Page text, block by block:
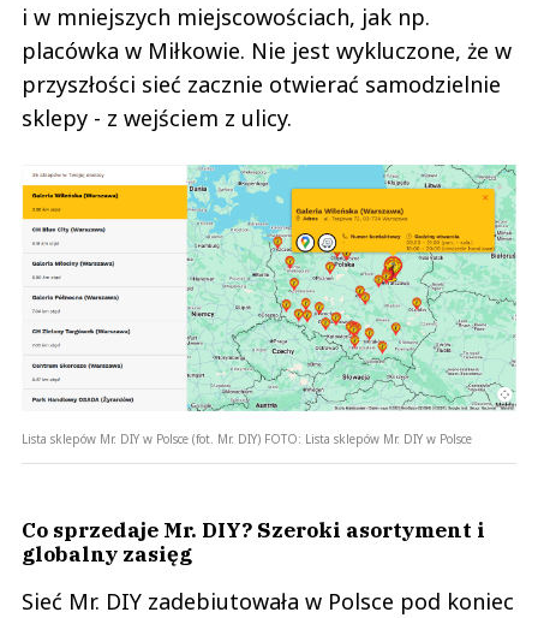
i w mniejszych miejscowościach, jak np.
placówka w Miłkowie. Nie jest wykluczone, że w
przyszłości sieć zacznie otwierać samodzielnie
sklepy - z wejściem z ulicy.
Lista sklepów Mr. DIY w Polsce (fot. Mr. DIY) FOTO: Lista sklepów Mr. DIY w Polsce
Co sprzedaje Mr. DIY? Szeroki asortyment i
globalny zasięg
Sieć Mr. DIY zadebiutowała w Polsce pod koniec